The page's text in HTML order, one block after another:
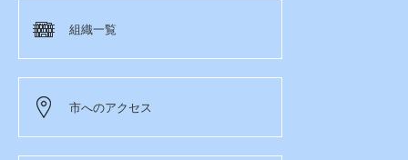
組織一覧
市へのアクセス